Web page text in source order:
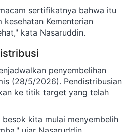
sertifikatnya bahwa itu
Kementerian
kata Nasaruddin.
penyembelihan
(28/5/2026). Pendistribusian
ke titik target yang telah
kita mulai menyembelih